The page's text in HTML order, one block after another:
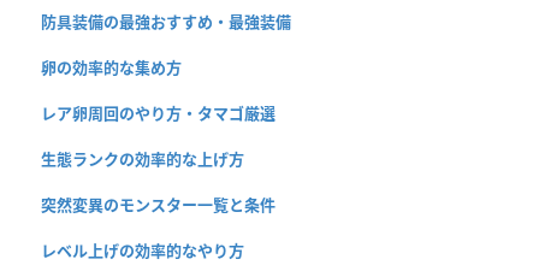
防具装備の最強おすすめ・最強装備
卵の効率的な集め方
レア卵周回のやり方・タマゴ厳選
生態ランクの効率的な上げ方
突然変異のモンスター一覧と条件
レベル上げの効率的なやり方